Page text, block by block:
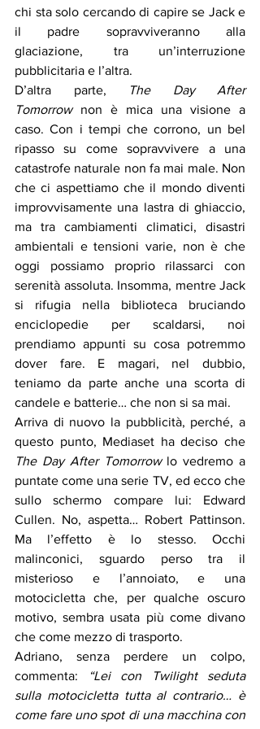
chi sta solo cercando di capire se Jack e
il padre sopravviveranno alla
glaciazione, tra un’interruzione
pubblicitaria e l’altra.
D’altra parte,
The Day After
Tomorrow non è mica una visione a
caso. Con i tempi che corrono, un bel
ripasso su come sopravvivere a una
catastrofe naturale non fa mai male. Non
che ci aspettiamo che il mondo diventi
improvvisamente una lastra di ghiaccio,
ma tra cambiamenti climatici, disastri
ambientali e tensioni varie, non è che
oggi possiamo proprio rilassarci con
serenità assoluta. Insomma, mentre Jack
si rifugia nella biblioteca bruciando
enciclopedie per scaldarsi, noi
prendiamo appunti su cosa potremmo
dover fare. E magari, nel dubbio,
teniamo da parte anche una scorta di
candele e batterie… che non si sa mai.
Arriva di nuovo la pubblicità, perché, a
The Day After Tomorrow lo vedremo a
puntate come una serie TV, ed ecco che
sullo schermo compare lui: Edward
Cullen. No, aspetta… Robert Pattinson.
Ma l’effetto è lo stesso. Occhi
malinconici, sguardo perso tra il
misterioso e l’annoiato, e una
motocicletta che, per qualche oscuro
motivo, sembra usata più come divano
che come mezzo di trasporto.
Adriano, senza perdere un colpo,
commenta:
“Lei con Twilight seduta
sulla motocicletta tutta al contrario… è
come fare uno spot di una macchina con